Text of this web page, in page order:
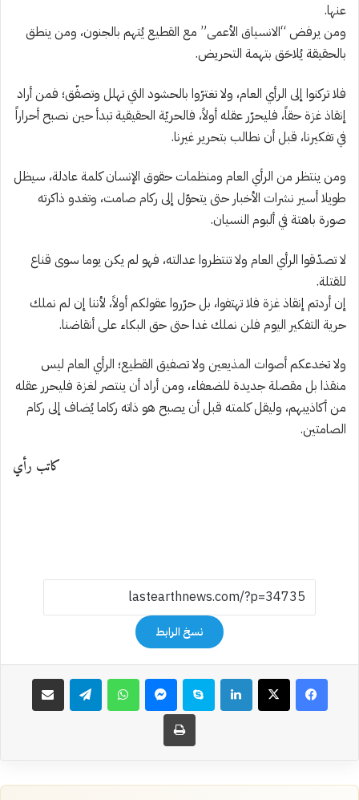
عنها.
ومن يرفض “الانسياق الأعمى” مع القطيع يُتهم بالجنون، ومن ينطق
بالحقيقة يُلاحَق بتهمة التحريض.
فلا تركنوا إلى الرأي العام، ولا تغترّوا بالحشود التي تهلل وتصفّق؛ فمن أراد
إنقاذ غزة حقاً، فليحرّر عقله أولاً، فالحريّة الحقيقية تبدأ حين نصبح أحراراً
في تفكيرنا، قبل أن نطالب بتحرير غيرنا.
ومن ينتظر من الرأي العام ومنظمات حقوق الإنسان كلمة عادلة، سيظل
طويلا أسير نشرات الأخبار حتى يتحوّل إلى ركام صامت، وتغدو ذاكرته
صورة باهتة في ألبوم النسيان.
لا تصدّقوا الرأي العام ولا تنتظروا عدالته، فهو لم يكن يوما سوى قناع
للقتلة.
إن أردتم إنقاذ غزة فلا تهتفوا، بل حرّروا عقولكم أولاً، لأننا إن لم نملك
حرية التفكير اليوم فلن نملك غدا حتى حق البكاء على أنقاضنا.
ولا تخدعكم أصوات المذيعين ولا تصفيق القطيع؛ الرأي العام ليس
منقذا بل مقصلة جديدة للضعفاء، ومن أراد أن ينتصر لغزة فليحرر عقله
من أكاذيبهم، وليقل كلمته قبل أن يصبح هو ذاته ركاما يُضاف إلى ركام
الصامتين.
كاتب رأي
نسخ الرابط
فيسبوك‫X لينكدإن سكايب ماسنجر واتساب تيلقرام مشاركة عبر البريد
طباعة